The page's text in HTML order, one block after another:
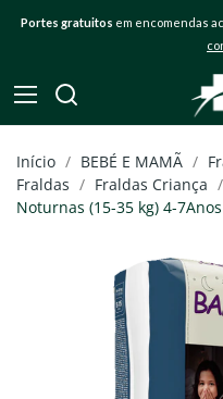
Portes gratuitos em encomendas
Início BEBÉ E MAMÃ
Fraldas
Fraldas Criança
Noturnas (15-35 kg) 4-